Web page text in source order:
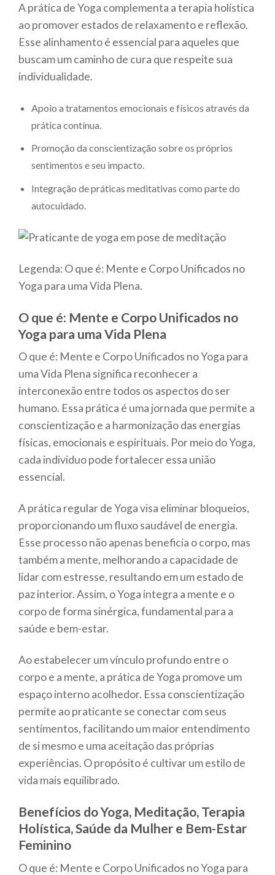
A prática de Yoga complementa a terapia holística
ao promover estados de relaxamento e reflexão.
Esse alinhamento é essencial para aqueles que
buscam um caminho de cura que respeite sua
individualidade.
Apoio a tratamentos emocionais e físicos através da
prática contínua.
Promoção da conscientização sobre os próprios
sentimentos e seu impacto.
Integração de práticas meditativas como parte do
autocuidado.
Legenda: O que é: Mente e Corpo Unificados no
Yoga para uma Vida Plena.
O que é: Mente e Corpo Unificados no
Yoga para uma Vida Plena
O que é: Mente e Corpo Unificados no Yoga para
uma Vida Plena significa reconhecer a
interconexão entre todos os aspectos do ser
humano. Essa prática é uma jornada que permite a
conscientização e a harmonização das energias
físicas, emocionais e espirituais. Por meio do Yoga,
cada individuo pode fortalecer essa união
essencial.
A prática regular de Yoga visa eliminar bloqueios,
proporcionando um fluxo saudável de energia.
Esse processo não apenas beneficia o corpo, mas
também a mente, melhorando a capacidade de
lidar com estresse, resultando em um estado de
paz interior. Assim, o Yoga integra a mente e o
corpo de forma sinérgica, fundamental para a
saúde e bem-estar.
Ao estabelecer um vínculo profundo entre o
corpo e a mente, a prática de Yoga promove um
espaço interno acolhedor. Essa conscientização
permite ao praticante se conectar com seus
sentimentos, facilitando um maior entendimento
de si mesmo e uma aceitação das próprias
experiências. O propósito é cultivar um estilo de
vida mais equilibrado.
Benefícios do Yoga, Meditação, Terapia
Holística, Saúde da Mulher e Bem-Estar
Feminino
O que é: Mente e Corpo Unificados no Yoga para